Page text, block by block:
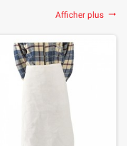
Afficher plus trending_flat